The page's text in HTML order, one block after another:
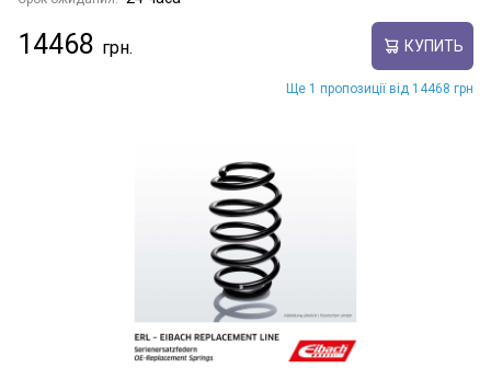
14468 КУПИТЬ
Ще 1 пропозиції від 14468 грн